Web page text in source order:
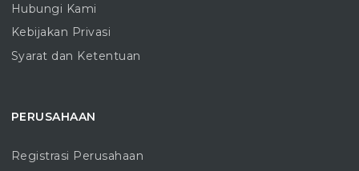
Hubungi Kami
Kebijakan Privasi
Syarat dan Ketentuan
PERUSAHAAN
Registrasi Perusahaan